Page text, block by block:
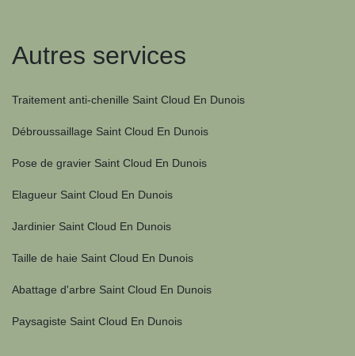
Autres services
Traitement anti-chenille Saint Cloud En Dunois
Débroussaillage Saint Cloud En Dunois
Pose de gravier Saint Cloud En Dunois
Elagueur Saint Cloud En Dunois
Jardinier Saint Cloud En Dunois
Taille de haie Saint Cloud En Dunois
Abattage d'arbre Saint Cloud En Dunois
Paysagiste Saint Cloud En Dunois